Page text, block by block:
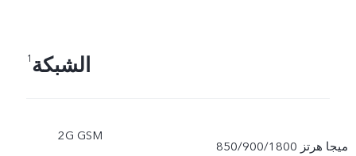
الشبكة 1
2G GSM
850/900/1800 ميجا هرتز